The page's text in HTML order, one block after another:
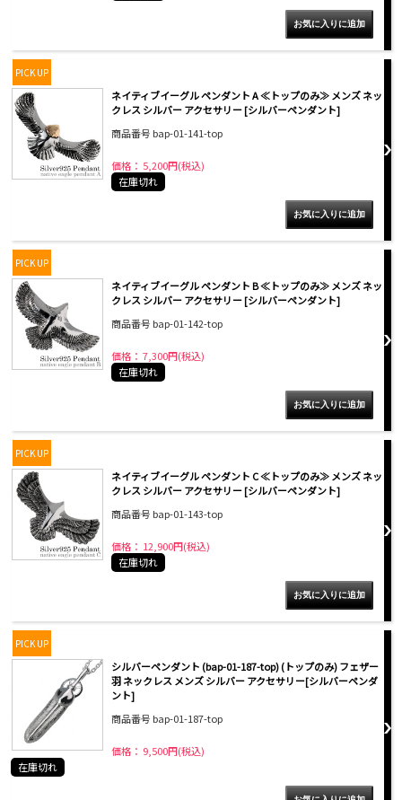
PICK UP
ネイティブイーグル ペンダント A ≪トップのみ≫ メンズ ネッ
クレス シルバー アクセサリー [シルバーペンダント]
商品番号 bap-01-141-top
価格： 5,200円(税込)
在庫切れ
PICK UP
ネイティブイーグル ペンダント B ≪トップのみ≫ メンズ ネッ
クレス シルバー アクセサリー [シルバーペンダント]
商品番号 bap-01-142-top
価格： 7,300円(税込)
在庫切れ
PICK UP
ネイティブイーグル ペンダント C ≪トップのみ≫ メンズ ネッ
クレス シルバー アクセサリー [シルバーペンダント]
商品番号 bap-01-143-top
価格： 12,900円(税込)
在庫切れ
PICK UP
シルバーペンダント (bap-01-187-top) (トップのみ) フェザー
羽 ネックレス メンズ シルバー アクセサリー[シルバーペンダ
ント]
商品番号 bap-01-187-top
価格： 9,500円(税込)
在庫切れ